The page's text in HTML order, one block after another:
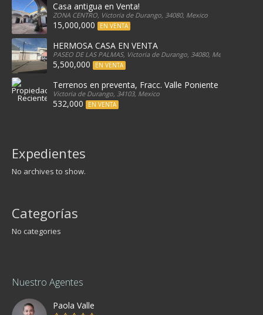
Casa antigua en Venta!
ZONA CENTRO, Victoria de Durango, 34080, Mexico
15,000,000 EN VENTA
HERMOSA CASA EN VENTA
PASEO DE LAS PALMAS, Victoria de Durango, 34080, Mexico
5,500,000 EN VENTA
Terrenos en preventa, Fracc. Valle Poniente
Victoria de Durango, 34103, Mexico
532,000 EN VENTA
Expedientes
No archives to show.
Categorías
No categories
Nuestro Agentes
Paola Valle